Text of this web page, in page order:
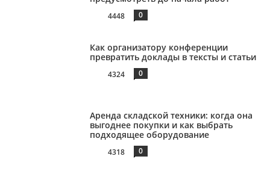
4448 0
Как организатору конференции
превратить доклады в тексты и статьи
4324 0
Аренда складской техники: когда она
выгоднее покупки и как выбрать
подходящее оборудование
4318 0